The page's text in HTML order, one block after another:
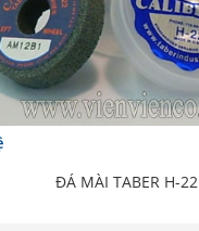
ĐÁ MÀI TABER H-22